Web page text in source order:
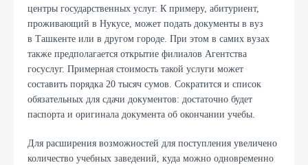
центры государственных услуг. К примеру, абитуриент,
проживающий в Нукусе, может подать документы в вуз
в Ташкенте или в другом городе. При этом в самих вузах
также предполагается открытие филиалов Агентства
госуслуг. Примерная стоимость такой услуги может
составить порядка 20 тысяч сумов. Сократится и список
обязательных для сдачи документов: достаточно будет
паспорта и оригинала документа об окончании учебы.
Для расширения возможностей для поступления увеличено
количество учебных заведений, куда можно одновременно